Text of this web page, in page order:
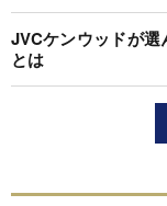
JVCケンウッドが
とは